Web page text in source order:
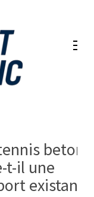
beton
t-il une
existant